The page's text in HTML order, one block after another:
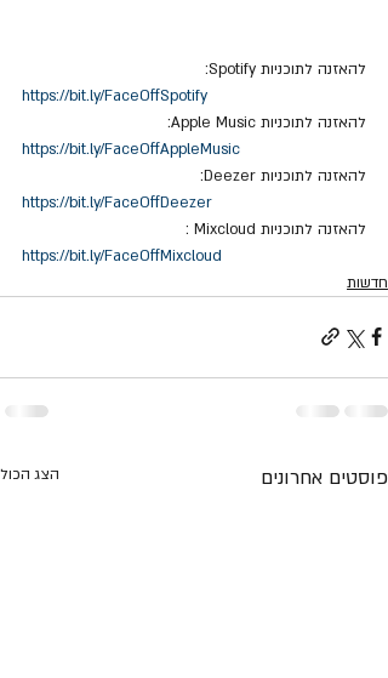
להאזנה לתוכניות Spotify:
https://bit.ly/FaceOffSpotify
להאזנה לתוכניות Apple Music:
https://bit.ly/FaceOffAppleMusic
להאזנה לתוכניות Deezer:
https://bit.ly/FaceOffDeezer
להאזנה לתוכניות Mixcloud :
https://bit.ly/FaceOffMixcloud
חדשות
פוסטים אחרונים הצג הכול